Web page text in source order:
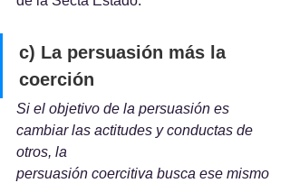
c) La persuasión más la
coerción
Si el objetivo de la persuasión es
cambiar las actitudes y conductas de
otros, la
persuasión coercitiva busca ese mismo